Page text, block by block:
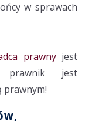
w sprawach
prawnyjest
jest
prawnym!